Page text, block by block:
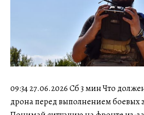
09:34 27.06.2026 Сб 3 мин Что
дрона перед выполнением боевых